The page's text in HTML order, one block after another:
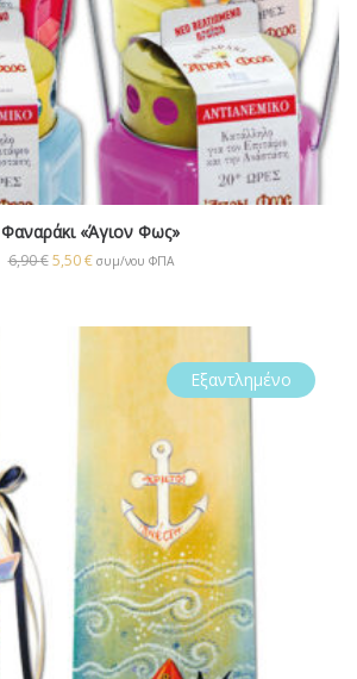
Φαναράκι «Άγιον Φως»
6,90€ 5,50€ συμ/νου ΦΠΑ
Εξαντλημένο